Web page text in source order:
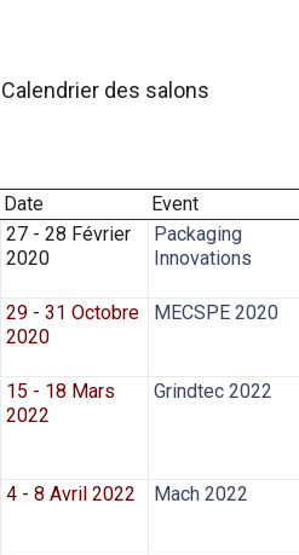
Calendrier des salons
Date Event
27 - 28 Février
2020
Packaging
Innovations
29 - 31 Octobre
2020
MECSPE 2020
15 - 18 Mars
2022
Grindtec 2022
4 - 8 Avril 2022 Mach 2022